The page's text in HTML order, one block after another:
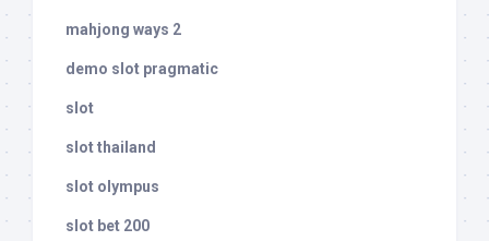
mahjong ways 2
demo slot pragmatic
slot
slot thailand
slot olympus
slot bet 200